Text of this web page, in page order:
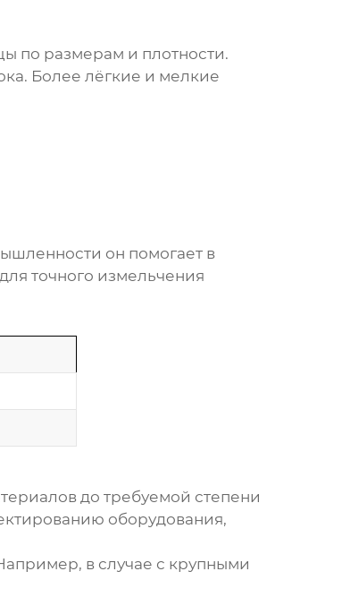
по размерам и плотности.
Более лёгкие и мелкие
он помогает в
точного измельчения
до требуемой степени
оборудования,
в случае с крупными